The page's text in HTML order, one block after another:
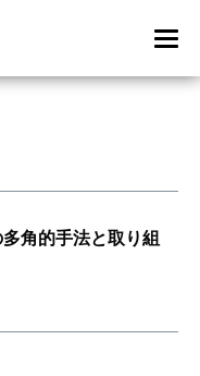
角的手法と取り組